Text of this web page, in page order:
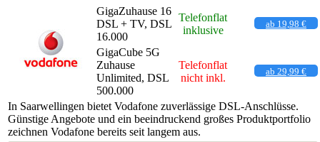
GigaZuhause 16
DSL + TV, DSL
16.000
Telefonflat
inklusive
ab 19,98 €
GigaCube 5G
Zuhause
Unlimited, DSL
500.000
Telefonflat
nicht inkl.
ab 29,99 €
In Saarwellingen bietet Vodafone zuverlässige DSL-Anschlüsse.
Günstige Angebote und ein beeindruckend großes Produktportfolio
zeichnen Vodafone bereits seit langem aus.